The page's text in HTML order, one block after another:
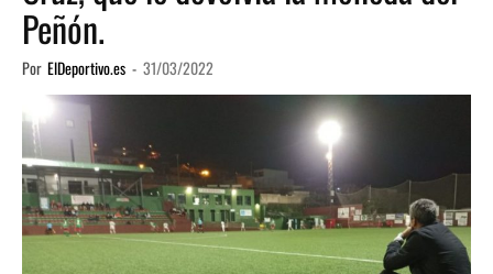
Peñón.
Por ElDeportivo.es - 31/03/2022